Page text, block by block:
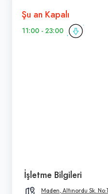
Şu an Kapalı
11:00 - 23:00
İşletme Bilgileri
Maden, Altınordu Sk.